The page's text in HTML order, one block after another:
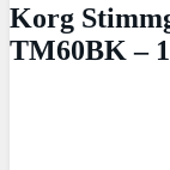
Korg
TM60BK – 1